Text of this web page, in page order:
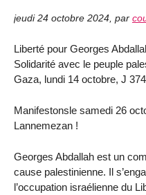
jeudi 24 octobre 2024, par
Liberté pour Georges
Solidarité avec le peuple
Gaza, lundi 14 octobre, J
Manifestonsle samedi 26
Lannemezan !
Georges Abdallah est un
cause palestinienne. Il
l’occupation israélienne du